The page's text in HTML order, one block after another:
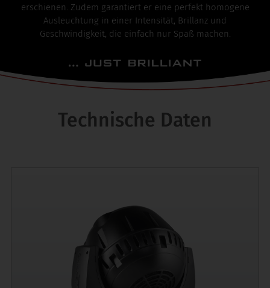
erschienen. Zudem garantiert er eine perfekt homogene
Ausleuchtung in einer Intensität, Brillanz und
Geschwindigkeit, die einfach nur Spaß machen.
Technische Daten